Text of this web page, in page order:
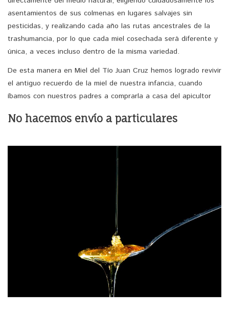
asentamientos de sus colmenas en lugares salvajes sin
pesticidas, y realizando cada año las rutas ancestrales de la
trashumancia, por lo que cada miel cosechada será diferente y
única, a veces incluso dentro de la misma variedad.
De esta manera en Miel del Tío Juan Cruz hemos logrado revivir
el antiguo recuerdo de la miel de nuestra infancia, cuando
íbamos con nuestros padres a comprarla a casa del apicultor
No hacemos envío a particulares